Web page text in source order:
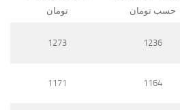
حسب تومان
تومان
1236
1273
1164
1171